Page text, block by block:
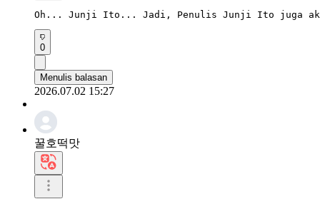
Oh... Junji Ito... Jadi, Penulis Junji Ito juga
0
Menulis balasan
2026.07.02 15:27
꿀호떡맛